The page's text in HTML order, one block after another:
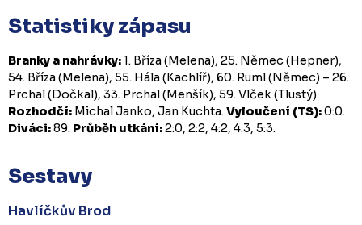
Statistiky zápasu
Branky a nahrávky:1. Bříza (Melena), 25. Němec (Hepner),
54. Bříza (Melena), 55. Hála (Kachlíř), 60. Ruml (Němec) – 26.
Prchal (Dočkal), 33. Prchal (Menšík), 59. Vlček (Tlustý).
Rozhodčí: Michal Janko, Jan Kuchta.Vyloučení (TS):0:0.
Diváci:89. Průběh utkání:2:0, 2:2, 4:2, 4:3, 5:3.
Sestavy
Havlíčkův Brod